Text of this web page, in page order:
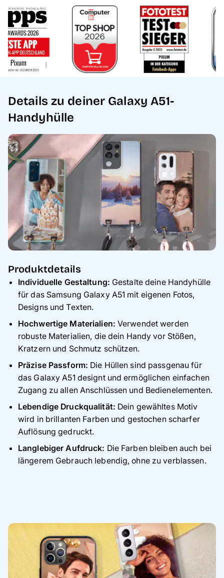
Details zu deiner Galaxy A51-
Handyhülle
Produktdetails
Individuelle Gestaltung: Gestalte deine Handyhülle
für das Samsung Galaxy A51 mit eigenen Fotos,
Designs und Texten.
Hochwertige Materialien: Verwendet werden
robuste Materialien, die dein Handy vor Stößen,
Kratzern und Schmutz schützen.
Präzise Passform: Die Hüllen sind passgenau für
das Galaxy A51 designt und ermöglichen einfachen
Zugang zu allen Anschlüssen und Bedienelementen.
Lebendige Druckqualität: Dein gewähltes Motiv
wird in brillanten Farben und gestochen scharfer
Auflösung gedruckt.
Langlebiger Aufdruck: Die Farben bleiben auch bei
längerem Gebrauch lebendig, ohne zu verblassen.